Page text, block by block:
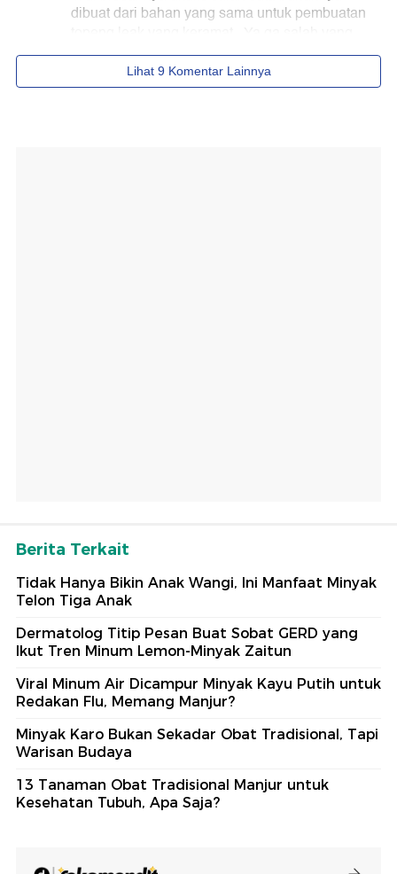
Berita Terkait
Tidak Hanya Bikin Anak Wangi, Ini Manfaat Minyak
Telon Tiga Anak
Dermatolog Titip Pesan Buat Sobat GERD yang
Ikut Tren Minum Lemon-Minyak Zaitun
Viral Minum Air Dicampur Minyak Kayu Putih untuk
Redakan Flu, Memang Manjur?
Minyak Karo Bukan Sekadar Obat Tradisional, Tapi
Warisan Budaya
13 Tanaman Obat Tradisional Manjur untuk
Kesehatan Tubuh, Apa Saja?